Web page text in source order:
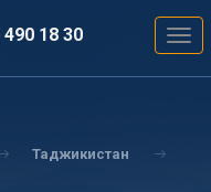
18 30
Таджикистан